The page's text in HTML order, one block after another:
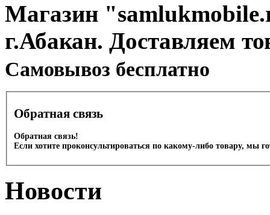
Магазин
г.Абакан. Доставляем
Cамовывоз бесплатно
Обратная связь
Обратная связь!
Если хотите проконсультироваться по какому-либо товару, мы
Новости